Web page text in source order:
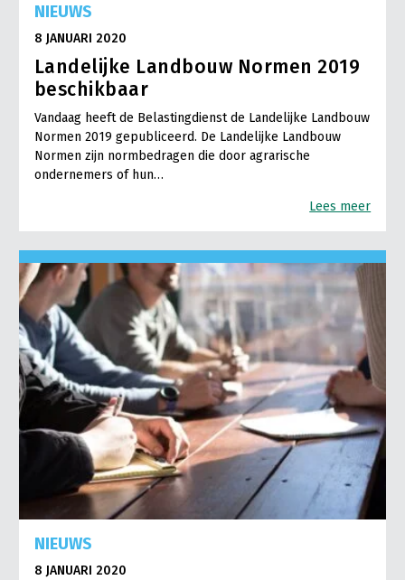
NIEUWS
8 JANUARI 2020
Landelijke Landbouw Normen 2019
beschikbaar
Vandaag heeft de Belastingdienst de Landelijke Landbouw
Normen 2019 gepubliceerd. De Landelijke Landbouw
Normen zijn normbedragen die door agrarische
ondernemers of hun…
Lees meer
NIEUWS
8 JANUARI 2020